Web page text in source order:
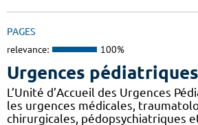
PAGES
relevance: 100%
Urgences pédiatriques
L’Unité d’Accueil des Urgences
les urgences médicales,
chirurgicales, pédopsychiatriques